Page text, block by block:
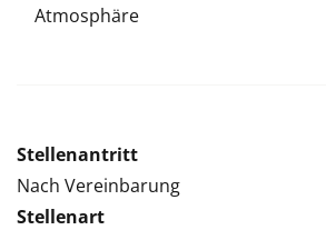
Atmosphäre
Stellenantritt
Nach Vereinbarung
Stellenart